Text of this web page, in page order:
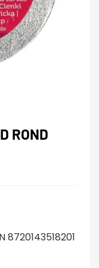
ROND
8720143518201